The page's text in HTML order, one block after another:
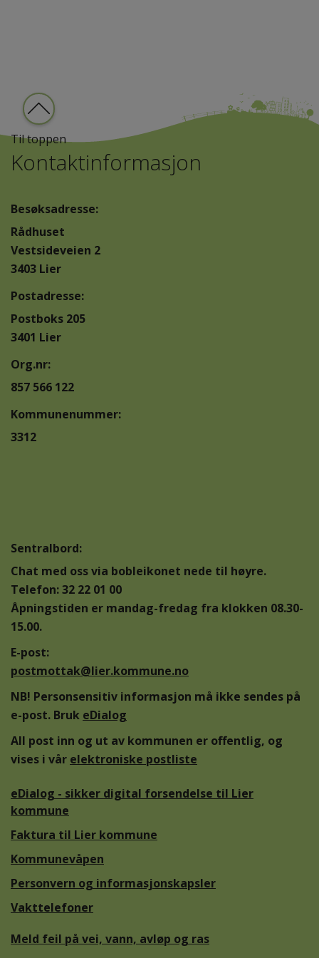
Til toppen
Kontaktinformasjon
Besøksadresse:
Rådhuset
Vestsideveien 2
3403 Lier
Postadresse:
Postboks 205
3401 Lier
Org.nr:
857 566 122
Kommunenummer:
3312
Sentralbord:
Chat med oss via bobleikonet nede til høyre.
Telefon: 32 22 01 00
Åpningstiden er mandag-fredag fra klokken 08.30-
15.00.
E-post:
postmottak@lier.kommune.no
NB! Personsensitiv informasjon må ikke sendes på
e-post. Bruk eDialog
All post inn og ut av kommunen er offentlig, og
vises i vår elektroniske postliste
eDialog - sikker digital forsendelse til Lier
kommune
Faktura til Lier kommune
Kommunevåpen
Personvern og informasjonskapsler
Vakttelefoner
Meld feil på vei, vann, avløp og ras